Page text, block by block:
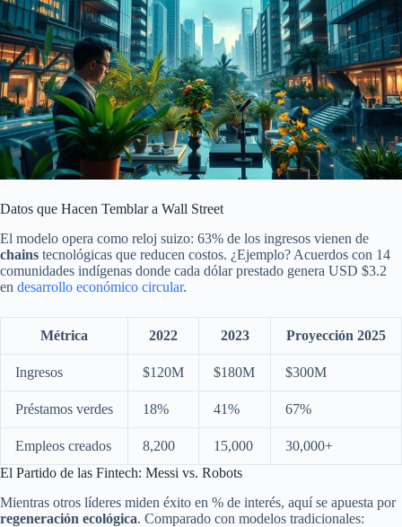
Datos que Hacen Temblar a Wall Street
El modelo opera como reloj suizo: 63% de los ingresos vienen de
chains tecnológicas que reducen costos. ¿Ejemplo? Acuerdos con 14
comunidades indígenas donde cada dólar prestado genera USD $3.2
en desarrollo económico circular.
Métrica 2022 2023 Proyección 2025
Ingresos $120M $180M $300M
Préstamos verdes 18% 41% 67%
Empleos creados 8,200 15,000
30,000+
El Partido de las Fintech: Messi vs. Robots
Mientras otros líderes miden éxito en % de interés, aquí se apuesta por
regeneración ecológica. Comparado con modelos tradicionales: